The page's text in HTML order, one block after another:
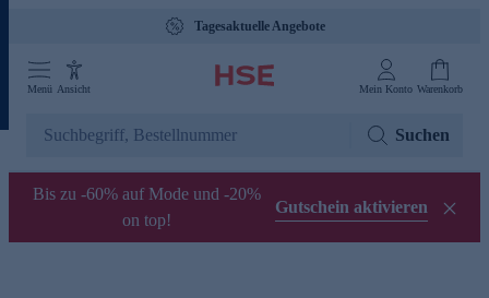
Tagesaktuelle Angebote
Menü Ansicht Mein Konto Warenkorb
Suchen
Bis zu -60% auf Mode und -20%
on top!
Gutschein aktivieren